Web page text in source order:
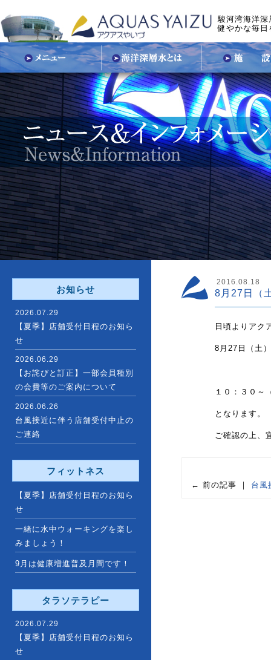
駿河湾海洋
健やかな毎日
2016.08.18
8月27日（
日頃よりアク
8月27日（土
１０：３０
となります。
ご確認の上、
← 前の記事 ｜ 台風
お知らせ
2026.07.29
【夏季】店舗受付日程のお知ら
せ
2026.06.29
【お詫びと訂正】一部会員種別
の会費等のご案内について
2026.06.26
台風接近に伴う店舗受付中止の
ご連絡
フィットネス
【夏季】店舗受付日程のお知ら
せ
一緒に水中ウォーキングを楽し
みましょう！
9月は健康増進普及月間です！
タラソテラピー
2026.07.29
【夏季】店舗受付日程のお知ら
せ